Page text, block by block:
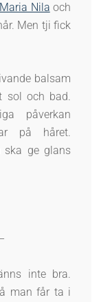
Nila och
Men tji fick
balsam
sol och bad.
påverkan
på håret.
ska ge glans
inte bra.
man får ta i